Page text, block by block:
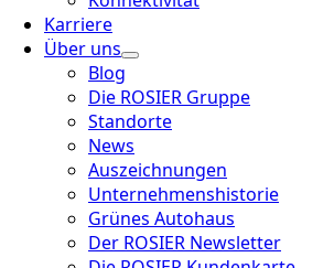
Karriere
Über uns
Blog
Die ROSIER Gruppe
Standorte
News
Auszeichnungen
Unternehmenshistorie
Grünes Autohaus
Der ROSIER Newsletter